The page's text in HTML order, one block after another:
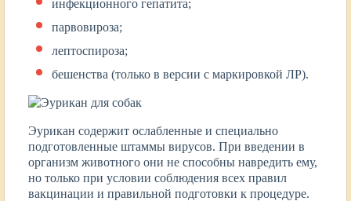
инфекционного гепатита;
парвовироза;
лептоспироза;
бешенства (только в версии с маркировкой ЛР).
Эурикан содержит ослабленные и специально
подготовленные штаммы вирусов. При введении в
организм животного они не способны навредить ему,
но только при условии соблюдения всех правил
вакцинации и правильной подготовки к процедуре.